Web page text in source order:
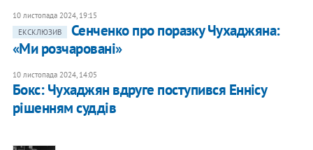
10 листопада 2024, 19:15
ЕКСКЛЮЗИВ
Сенченко про поразку Чухаджяна:
«Ми розчаровані»
10 листопада 2024, 14:05
Бокс: Чухаджян вдруге поступився Еннісу
рішенням суддів